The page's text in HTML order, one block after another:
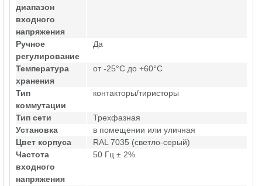
диапазон
входного
напряжения
Ручное
регулирование
Да
Температура
хранения
от -25°C до +60°C
Тип
коммутации
контакторы/тиристоры
Тип сети
Трехфазная
Установка
в помещении или уличная
Цвет корпуса
RAL 7035 (светло-серый)
Частота
входного
напряжения
50 Гц ± 2%